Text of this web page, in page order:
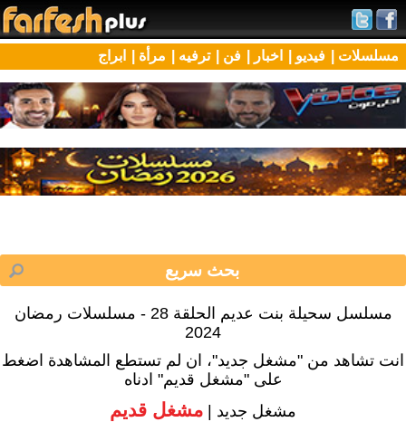
مسلسلات | فيديو | اخبار | فن | ترفيه | مرأة | ابراج
مسلسل سحيلة بنت عديم الحلقة 28 - مسلسلات رمضان
2024
انت تشاهد من "مشغل جديد"، ان لم تستطع المشاهدة اضغط
على "مشغل قديم" ادناه
مشغل جديد | مشغل قديم